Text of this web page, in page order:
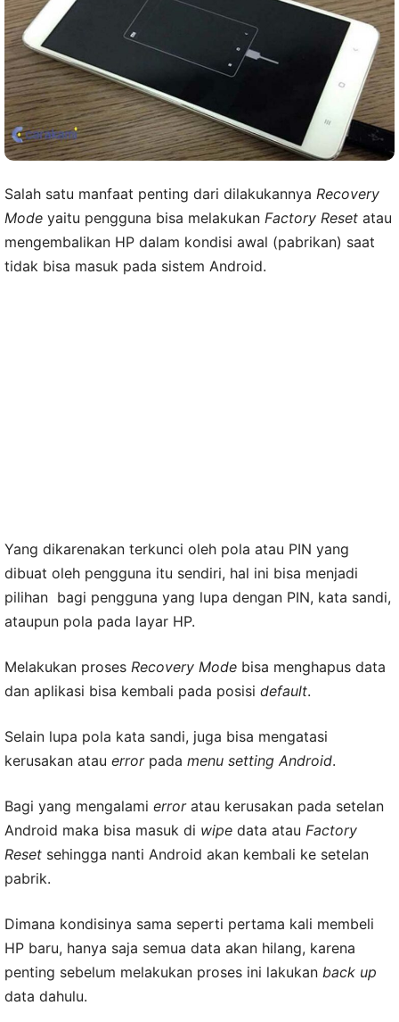
Salah satu manfaat penting dari dilakukannya Recovery
Mode yaitu pengguna bisa melakukan Factory Reset atau
mengembalikan HP dalam kondisi awal (pabrikan) saat
tidak bisa masuk pada sistem Android.
Yang dikarenakan terkunci oleh pola atau PIN yang
dibuat oleh pengguna itu sendiri, hal ini bisa menjadi
pilihan bagi pengguna yang lupa dengan PIN, kata sandi,
ataupun pola pada layar HP.
Melakukan proses Recovery Mode bisa menghapus data
dan aplikasi bisa kembali pada posisi default.
Selain lupa pola kata sandi, juga bisa mengatasi
kerusakan atau errorpada menu setting Android.
Bagi yang mengalami erroratau kerusakan pada setelan
Android maka bisa masuk di wipe data atau Factory
Reset sehingga nanti Android akan kembali ke setelan
pabrik.
Dimana kondisinya sama seperti pertama kali membeli
HP baru, hanya saja semua data akan hilang, karena
penting sebelum melakukan proses ini lakukan back up
data dahulu.